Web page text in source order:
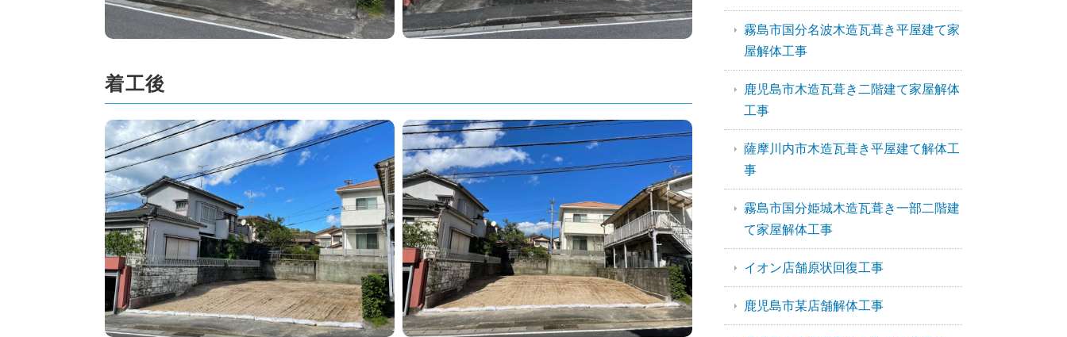
着工後
霧島市国分名波木造瓦葺き平屋建て家
屋解体工事
鹿児島市木造瓦葺き二階建て家屋解体
工事
薩摩川内市木造瓦葺き平屋建て解体工
事
霧島市国分姫城木造瓦葺き一部二階建
て家屋解体工事
イオン店舗原状回復工事
鹿児島市某店舗解体工事